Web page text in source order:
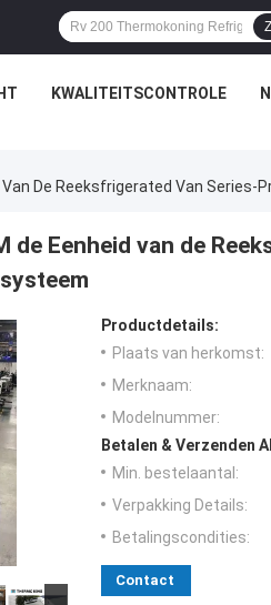
KWALITEITSCONTROLE
Van De Reeksfrigerated Van Series-
de Eenheid van de
Productdetails:
Plaats van herkomst:
Merknaam:
Modelnummer:
Betalen & Verzenden
Min. bestelaantal:
Verpakking Details:
Betalingscondities:
Contact